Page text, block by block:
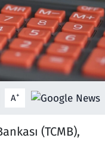
A+
(TCMB),